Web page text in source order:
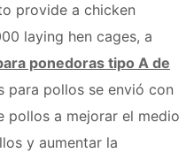
provide a chicken
laying hen cages, a
ponedoras tipo A de
para pollos se envió con
pollos a mejorar el medio
y aumentar la